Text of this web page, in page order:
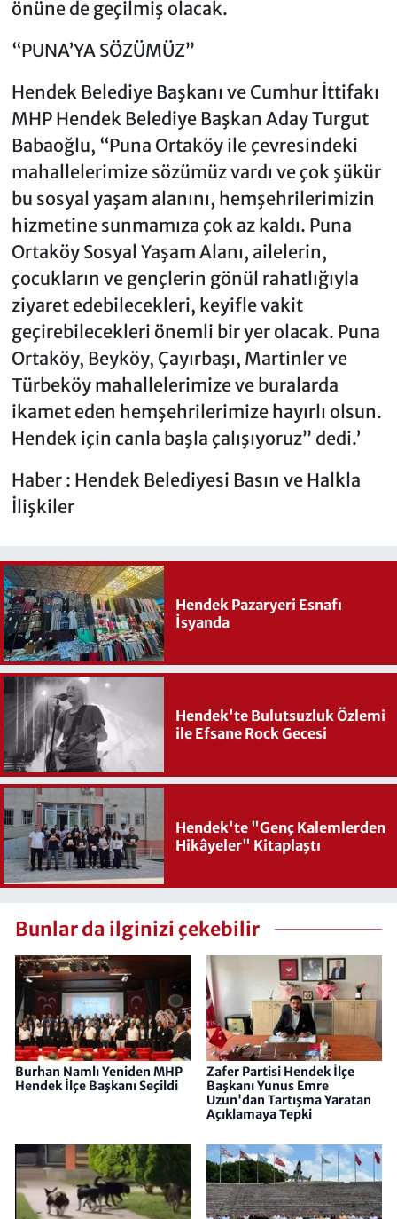
önüne de geçilmiş olacak.
“PUNA’YA SÖZÜMÜZ”
Hendek Belediye Başkanı ve Cumhur İttifakı
MHP Hendek Belediye Başkan Aday Turgut
Babaoğlu, “Puna Ortaköy ile çevresindeki
mahallelerimize sözümüz vardı ve çok şükür
bu sosyal yaşam alanını, hemşehrilerimizin
hizmetine sunmamıza çok az kaldı. Puna
Ortaköy Sosyal Yaşam Alanı, ailelerin,
çocukların ve gençlerin gönül rahatlığıyla
ziyaret edebilecekleri, keyifle vakit
geçirebilecekleri önemli bir yer olacak. Puna
Ortaköy, Beyköy, Çayırbaşı, Martinler ve
Türbeköy mahallelerimize ve buralarda
ikamet eden hemşehrilerimize hayırlı olsun.
Hendek için canla başla çalışıyoruz” dedi.’
Haber : Hendek Belediyesi Basın ve Halkla
İlişkiler
Hendek Pazaryeri Esnafı
İsyanda
Hendek'te Bulutsuzluk Özlemi
ile Efsane Rock Gecesi
Hendek'te "Genç Kalemlerden
Hikâyeler" Kitaplaştı
Bunlar da ilginizi çekebilir
Burhan Namlı Yeniden MHP
Hendek İlçe Başkanı Seçildi
Zafer Partisi Hendek İlçe
Başkanı Yunus Emre
Uzun'dan Tartışma Yaratan
Açıklamaya Tepki